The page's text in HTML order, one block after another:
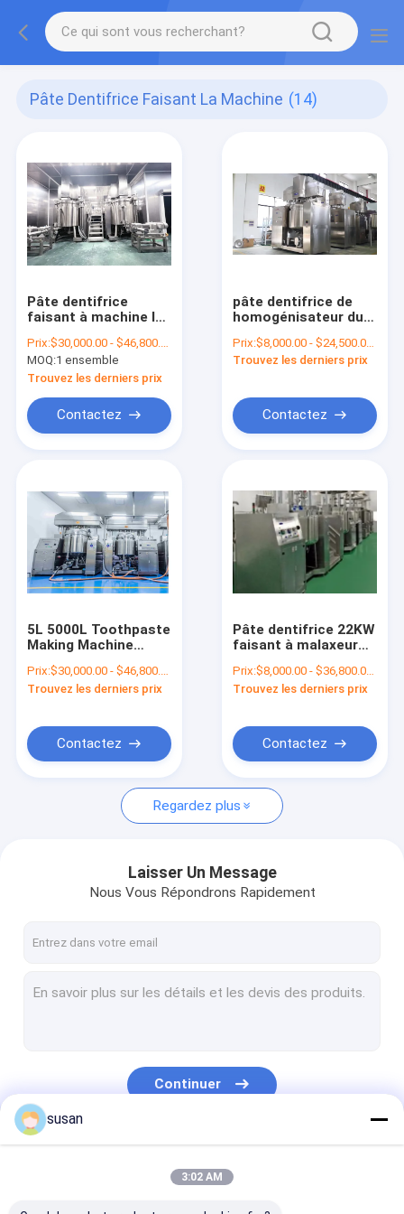
Pâte Dentifrice Faisant La Machine (14)
Pâte dentifrice
faisant à machine les
vitesse et les hauts
mélangeurs de
cisaillement
Prix:$30,000.00 - $46,800.00/Sets
MOQ:1 ensemble
Trouvez les derniers prix
Contactez
pâte dentifrice de
homogénisateur du
machine pour la pâte
dentifrice d'aloès
Prix:$8,000.00 - $24,500.00/Sets
Trouvez les derniers prix
Contactez
5L 5000L Toothpaste
Making Machine
Mixing Machine
Prix:$30,000.00 - $46,800.00/Sets
Trouvez les derniers prix
Contactez
Pâte dentifrice 22KW
faisant à malaxeur
machine le système
multi de vide d'étape
Prix:$8,000.00 - $36,800.00/Sets
Trouvez les derniers prix
Contactez
Regardez plus
Laisser Un Message
Nous Vous Répondrons Rapidement
Continuer
susan
3:02 AM